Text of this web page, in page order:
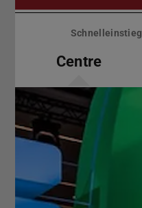
Menü
überspringenSchnelleinstieg
Centre